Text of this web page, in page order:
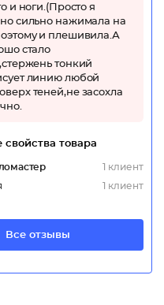
и ноги.(Просто я
сильно нажимала на
и плешивила.А
стало
тонкий
линию любой
теней,не засохла
свойства товара
1 клиент
1 клиент
Все отзывы